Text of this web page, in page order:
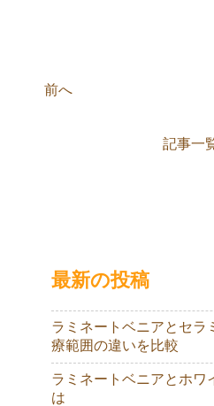
前へ
記事一
最新の投稿
ラミネートベニアとセラ
療範囲の違いを比較
ラミネートベニアとホワ
は